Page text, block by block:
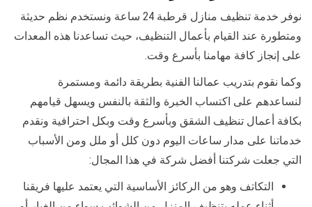
نوفر خدمة تنظيف منازل قرطبة 24 ساعة ونستخدم نظم حديثة
ومتطورة عند القيام بأعمال التنظيف، حيث تساعدنا هذه المعدات
على إنجاز كافة مهامنا بأسرع وقت.
وكما نقوم بتدريب عمالنا الفنية بطريقة دائمة ومستمرة
لنساعدهم على اكتساب الخبرة والثقة بالنفس ويسهل قيامهم
بكافة أعمال تنظيف الشقق وبأسرع وقت وبكل احترافية ونقدم
خدماتنا على مدار ساعات اليوم دون كلل أو ملل ومن الأسباب
التي جعلت شركتنا أفضل شركة في هذا المجال:
التكاتف وهو من الركائز الأساسية التي يعتمد عليها فريقنا